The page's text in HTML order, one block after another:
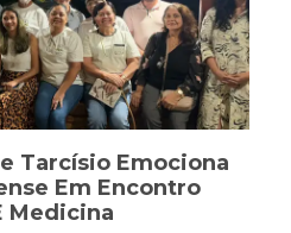
Tarcísio Emociona
Em Encontro
Medicina